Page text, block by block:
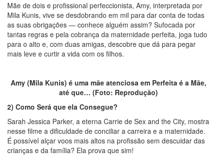
Mãe de dois e profissional perfeccionista, Amy, interpretada por
Mila Kunis, vive se desdobrando em mil para dar conta de todas
as suas obrigações — conhece alguém assim? Sufocada por
tantas regras e pela cobrança da maternidade perfeita, joga tudo
para o alto e, com duas amigas, descobre que dá para pegar
mais leve e curtir a vida com os filhos.
Amy (Mila Kunis) é uma mãe atenciosa em Perfeita é a Mãe,
até que… (Foto: Reprodução)
2) Como Será que ela Consegue?
Sarah Jessica Parker, a eterna Carrie de Sex and the City, mostra
nesse filme a dificuldade de conciliar a carreira e a maternidade.
É possível alçar voos mais altos na profissão sem descuidar das
crianças e da família? Ela prova que sim!